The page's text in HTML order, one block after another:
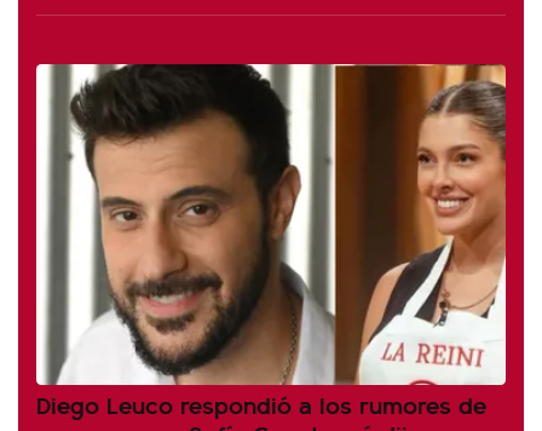
Diego Leuco respondió a los rumores de